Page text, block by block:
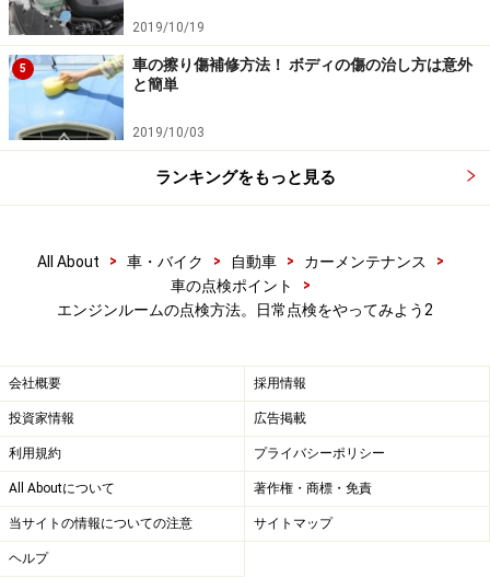
引き抜いたときに先端部に付着したオイルで、量を確認
する。先端部には上限と下限を示すラインが表示されて
いるので、この間に油面があれば正常。もしも下限ライ
ンまで減っていたときは補充が必要だ。
次のページは、最後の仕上げとなるクルマ回りからの点
※記事内容は執筆時点のものです。最新の内容をご確認くださ
1/2 次のページへ
2019/10/19
5
車の擦り傷補修方法！ ボディの傷の治し方は意外
と簡単
2019/10/03
ランキングをもっと見る
All About > 車・バイク > 自動車 > カーメンテナンス
>
車の点検ポイント
>
エンジンルームの点検方法。日常点検をやってみよう2
会社概要 採用情報
投資家情報 広告掲載
利用規約 プライバシーポリシー
All Aboutについて 著作権・商標・免責
当サイトの情報についての注意 サイトマップ
ヘルプ